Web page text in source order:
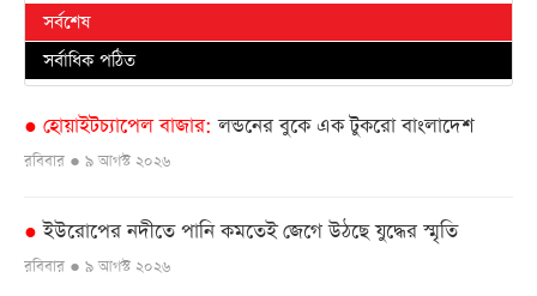
সর্বশেষ
সর্বাধিক পঠিত
● হোয়াইটচ্যাপেল বাজার লন্ডনের বুকে এক টুকরো বাংলাদেশ
রবিবার ● ৯ আগস্ট ২০২৬
● ইউরোপের নদীতে পানি কমতেই জেগে উঠছে যুদ্ধের স্মৃতি
রবিবার ● ৯ আগস্ট ২০২৬